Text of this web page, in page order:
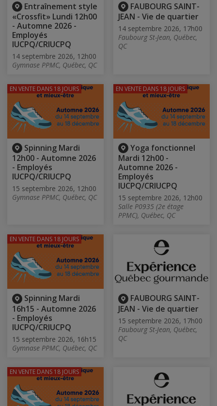
Entraînement style
«Crossfit» Lundi 12h00
- Automne 2026 -
Employés
IUCPQ/CRIUCPQ
14 septembre 2026, 12h00
Gymnase PPMC, Québec, QC
FAUBOURG SAINT-
JEAN - Vie de quartier
14 septembre 2026, 17h00
Faubourg St-Jean, Québec,
QC
Spinning Mardi
12h00 - Automne 2026
- Employés
IUCPQ/CRIUCPQ
15 septembre 2026, 12h00
Gymnase PPMC, Québec, QC
EN VENTE DANS 18 JOURS
Yoga fonctionnel
Mardi 12h00 -
Automne 2026 -
Employés
IUCPQ/CRIUCPQ
15 septembre 2026, 12h00
Salle P0935 (2e étage
PPMC), Québec, QC
EN VENTE DANS 18 JOURS
Spinning Mardi
16h15 - Automne 2026
- Employés
IUCPQ/CRIUCPQ
15 septembre 2026, 16h15
Gymnase PPMC, Québec, QC
EN VENTE DANS 18 JOURS
FAUBOURG SAINT-
JEAN - Vie de quartier
15 septembre 2026, 17h00
Faubourg St-Jean, Québec,
QC
EN VENTE DANS 18 JOURS